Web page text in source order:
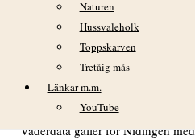
Naturen
Hussvaleholk
Toppskarven
Tretåig mås
Länkar m.m.
YouTube
VÄDER
02:00: Inga uppgifter.
08:00: Inga uppgifter.
14:00: Inga uppgifter
20:00: Medelvind V 9 m/s, byvind
lufttryck 1009 hPa, vattenstånd
Väderdata gäller för Nidingen